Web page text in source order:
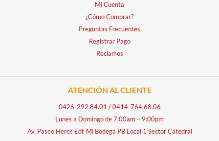
Mi Cuenta
¿Cómo Comprar?
Preguntas Frecuentes
Registrar Pago
Reclamos
ATENCIÓN AL CLIENTE
0426-292.84.01 /0414-764.68.06
Lunes a Domingo de 7:00am – 9:00pm
Av. Paseo Heres Edf. Mi Bodega PB Local 1 Sector Catedral